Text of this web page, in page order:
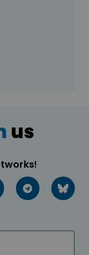
us